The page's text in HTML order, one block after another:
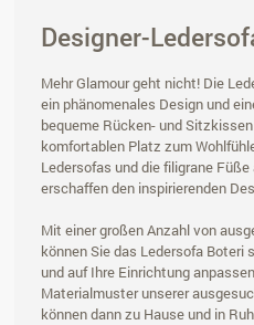
Designer-
Mehr Glamour geht nicht! Die
ein phänomenales Design und
bequeme Rücken- und
komfortablen Platz zum
Ledersofas und die filigrane
erschaffen den inspirierenden
Mit einer großen Anzahl von
können Sie das Ledersofa
und auf Ihre Einrichtung
Materialmuster unserer
können dann zu Hause und in